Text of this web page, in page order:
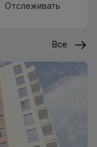
Отслеживать
Все